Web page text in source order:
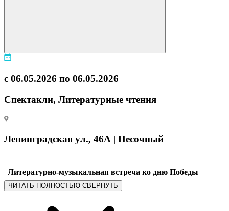
с 06.05.2026 по 06.05.2026
Спектакли, Литературные чтения
Ленинградская ул., 46А | Песочный
Литературно-музыкальная встреча ко дню Победы
ЧИТАТЬ ПОЛНОСТЬЮ СВЕРНУТЬ